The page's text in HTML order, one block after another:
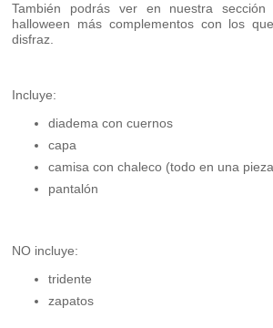
También podrás ver en nuestra
halloween más complementos con los
disfraz.
Incluye:
diadema con cuernos
capa
camisa con chaleco (todo en una
pantalón
NO incluye:
tridente
zapatos